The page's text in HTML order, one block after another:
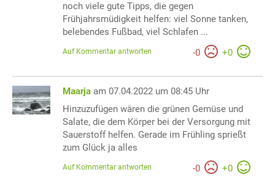
noch viele gute Tipps, die gegen
Frühjahrsmüdigkeit helfen: viel Sonne tanken,
belebendes Fußbad, viel Schlafen ...
-0 +0
Auf Kommentar antworten
Maarja am 07.04.2022 um 08:45 Uhr
Hinzuzufügen wären die grünen Gemüse und
Salate, die dem Körper bei der Versorgung mit
Sauerstoff helfen. Gerade im Frühling sprießt
zum Glück ja alles
-0 +0
Auf Kommentar antworten